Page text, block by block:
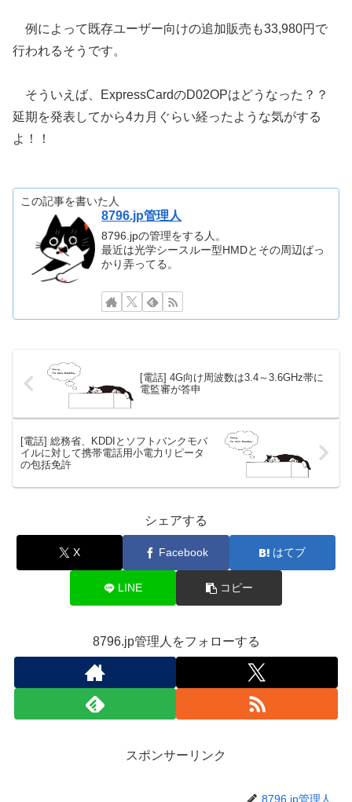
例によって既存ユーザー向けの追加販売も33,980円で
行われるそうです。
そういえば、ExpressCardのD02OPはどうなった？？
延期を発表してから4カ月ぐらい経ったような気がする
よ！！
この記事を書いた人
8796.jp管理人
8796.jpの管理をする人。
最近は光学シースルー型HMDとその周辺ばっ
かり弄ってる。
[電話] 4G向け周波数は3.4～3.6GHz帯に
電監審が答申
[電話] 総務省、KDDIとソフトバンクモバ
イルに対して携帯電話用小電力リピータ
の包括免許
シェアする
X Facebook はてブ
LINE コピー
8796.jp管理人をフォローする
スポンサーリンク
8796.jp管理人